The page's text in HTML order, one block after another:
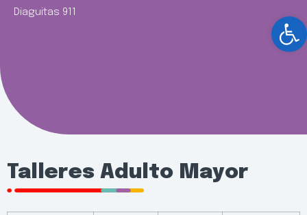
Diaguitas 911​
Talleres Adulto Mayor